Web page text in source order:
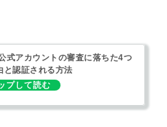
式アカウントの審査に落ちた4つ
と認証される方法